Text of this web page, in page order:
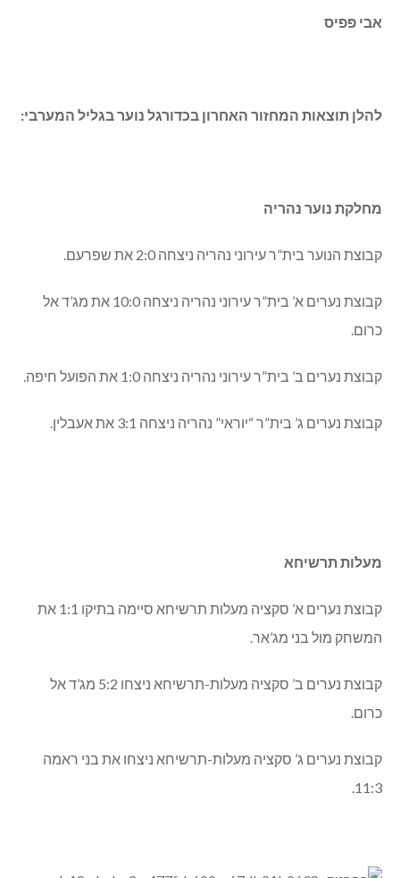
אבי פפיס
להלן תוצאות המחזור האחרון בכדורגל נוער בגליל המערבי:
מחלקת נוער נהריה
קבוצת הנוער בית”ר עירוני נהריה ניצחה 2:0 את שפרעם.
קבוצת נערים א’ בית”ר עירוני נהריה ניצחה 10:0 את מג’ד אל
כרום.
קבוצת נערים ב’ בית”ר עירוני נהריה ניצחה 1:0 את הפועל חיפה.
קבוצת נערים ג’ בית”ר “יוראי” נהריה ניצחה 3:1 את אעבלין.
מעלות תרשיחא
קבוצת נערים א’ סקציה מעלות תרשיחא סיימה בתיקו 1:1 את
המשחק מול בני מג’אר.
קבוצת נערים ב’ סקציה מעלות-תרשיחא ניצחו 5:2 מג’ד אל
כרום.
קבוצת נערים ג’ סקציה מעלות-תרשיחא ניצחו את בני ראמה
11:3.